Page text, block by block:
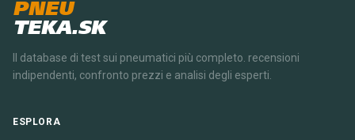
PNEU
TEKA.SK
Il database di test sui pneumatici più completo. recensioni
indipendenti, confronto prezzi e analisi degli esperti.
ESPLORA